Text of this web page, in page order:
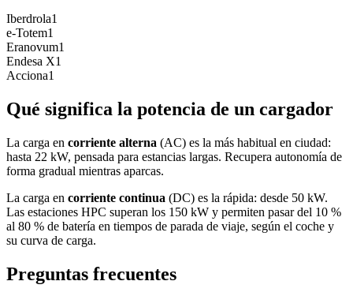
Iberdrola1
e-Totem1
Eranovum1
Endesa X1
Acciona1
Qué significa la potencia de un cargador
La carga en corriente alterna (AC) es la más habitual en ciudad:
hasta 22 kW, pensada para estancias largas. Recupera autonomía de
forma gradual mientras aparcas.
La carga en corriente continua (DC) es la rápida: desde 50 kW.
Las estaciones HPC superan los 150 kW y permiten pasar del 10 %
al 80 % de batería en tiempos de parada de viaje, según el coche y
su curva de carga.
Preguntas frecuentes